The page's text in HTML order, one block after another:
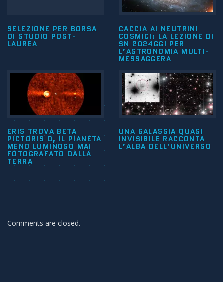
SELEZIONE PER BORSA
DI STUDIO POST-
LAUREA
CACCIA AI NEUTRINI
COSMICI: LA LEZIONE DI
SN 2024GGI PER
L’ASTRONOMIA MULTI-
MESSAGGERA
ERIS TROVA BETA
PICTORIS D, IL PIANETA
MENO LUMINOSO MAI
FOTOGRAFATO DALLA
TERRA
UNA GALASSIA QUASI
INVISIBILE RACCONTA
L’ALBA DELL’UNIVERSO
Comments are closed.